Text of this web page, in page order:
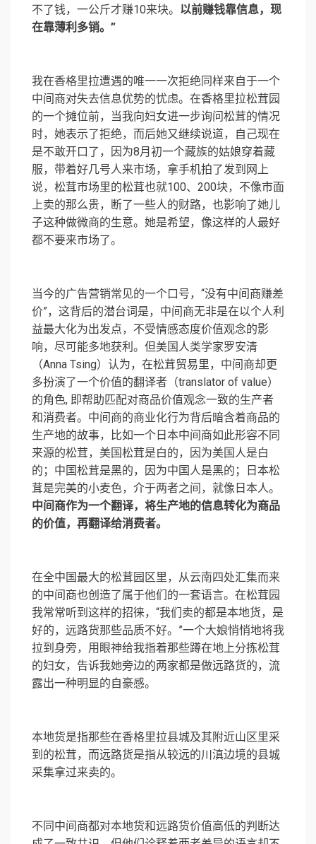
不了钱，一公斤才赚10来块。 以前赚钱靠信息，现
在靠薄利多销。”
我在香格里拉遭遇的唯一一次拒绝同样来自于一个
中间商对失去信息优势的忧虑。在香格里拉松茸园
的一个摊位前，当我向妇女进一步询问松茸的情况
时，她表示了拒绝，而后她又继续说道，自己现在
是不敢开口了，因为8月初一个藏族的姑娘穿着藏
服，带着好几号人来市场，拿手机拍了发到网上
说，松茸市场里的松茸也就100、200块，不像市面
上卖的那么贵，断了一些人的财路，也影响了她儿
子这种做微商的生意。她是希望，像这样的人最好
都不要来市场了。
当今的广告营销常见的一个口号，“没有中间商赚差
价”，这背后的潜台词是，中间商无非是在以个人利
益最大化为出发点，不受情感态度价值观念的影
响，尽可能多地获利。但美国人类学家罗安清
（Anna Tsing）认为，在松茸贸易里，中间商却更
多扮演了一个价值的翻译者（translator of value）
的角色, 即帮助匹配对商品价值观念一致的生产者
和消费者。中间商的商业化行为背后暗含着商品的
生产地的故事，比如一个日本中间商如此形容不同
来源的松茸，美国松茸是白的，因为美国人是白
的；中国松茸是黑的，因为中国人是黑的；日本松
茸是完美的小麦色，介于两者之间，就像日本人。
中间商作为一个翻译，将生产地的信息转化为商品
的价值，再翻译给消费者。
在全中国最大的松茸园区里，从云南四处汇集而来
的中间商也创造了属于他们的一套语言。在松茸园
我常常听到这样的招徕，“我们卖的都是本地货，是
好的，远路货那些品质不好。”一个大娘悄悄地将我
拉到身旁，用眼神给我指着那些蹲在地上分拣松茸
的妇女，告诉我她旁边的两家都是做远路货的，流
露出一种明显的自豪感。
本地货是指那些在香格里拉县城及其附近山区里采
到的松茸，而远路货是指从较远的川滇边境的县城
采集拿过来卖的。
不同中间商都对本地货和远路货价值高低的判断达